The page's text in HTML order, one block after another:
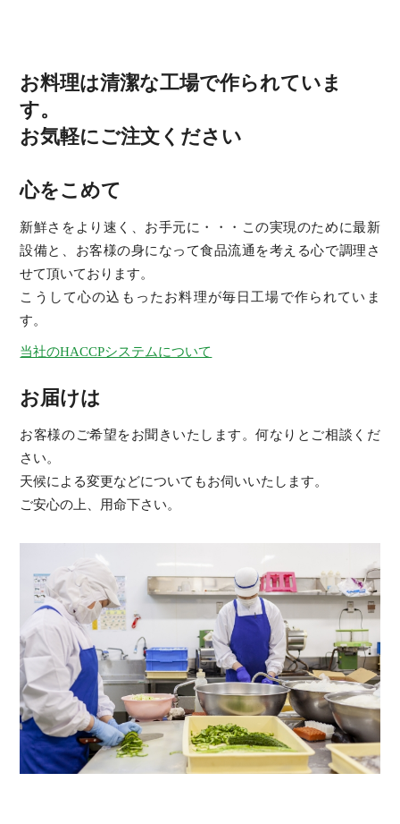
お料理は清潔な工場で作られていま
す。
お気軽にご注文ください
心をこめて
新鮮さをより速く、お手元に・・・この実現のために最新
設備と、お客様の身になって食品流通を考える心で調理さ
せて頂いております。
こうして心の込もったお料理が毎日工場で作られていま
す。
当社のHACCPシステムについて
お届けは
お客様のご希望をお聞きいたします。何なりとご相談くだ
さい。
天候による変更などについてもお伺いいたします。
ご安心の上、用命下さい。